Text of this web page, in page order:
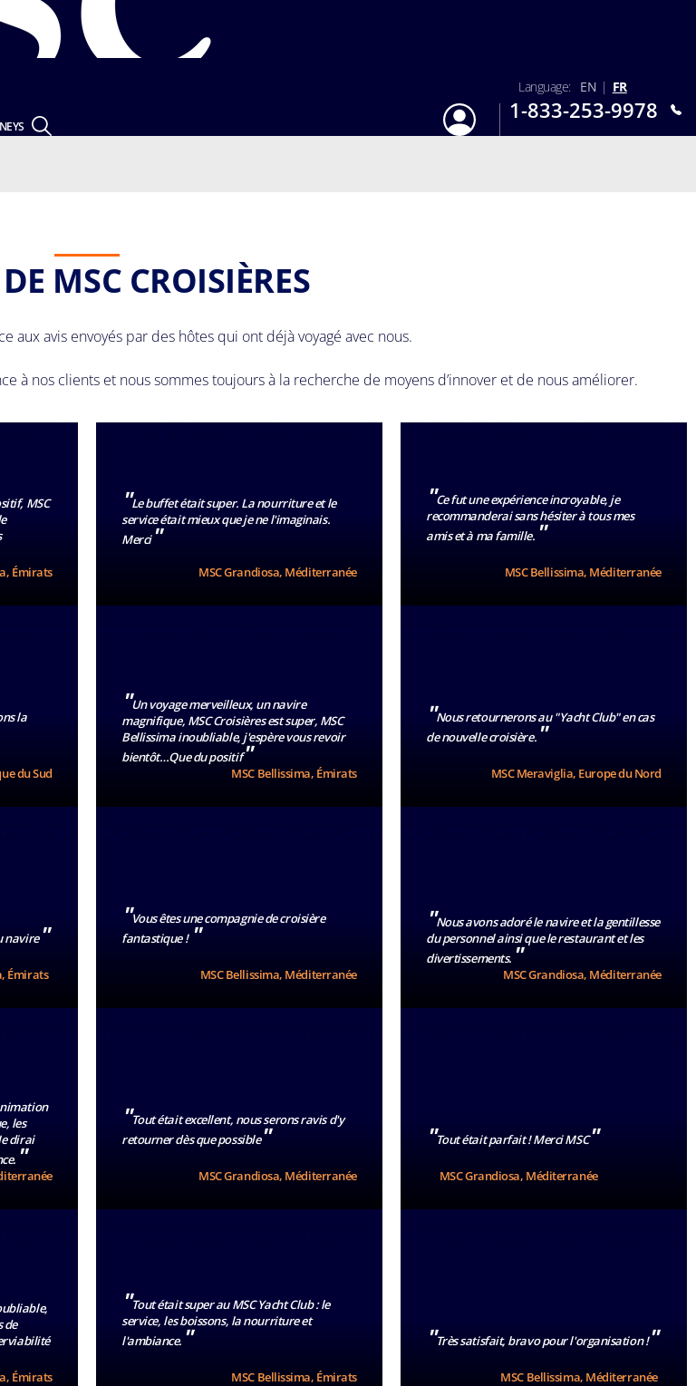
S'identifier
Language: EN | FR
1-833-253-9978
MSC CROISIÈRES
aux avis envoyés par des hôtes qui ont déjà voyagé avec nous.
à nos clients et nous sommes toujours à la recherche de moyens d’innover et de nous améliorer.
MSC
Émirats
"Le buffet était super. La nourriture et le
service était mieux que je ne l'imaginais.
Merci"
MSC Grandiosa, Méditerranée
"Ce fut une expérience incroyable, je
recommanderai sans hésiter à tous mes
amis et à ma famille. "
MSC Bellissima, Méditerranée
la
du Sud
"Un voyage merveilleux, un navire
magnifique, MSC Croisières est super, MSC
Bellissima inoubliable, j'espère vous revoir
bientôt…Que du positif"
MSC Bellissima, Émirats
"Nous retournerons au "Yacht Club" en cas
de nouvelle croisière. "
MSC Meraviglia, Europe du Nord
navire"
Émirats
"Vous êtes une compagnie de croisière
fantastique ! "
MSC Bellissima, Méditerranée
"Nous avons adoré le navire et la gentillesse
du personnel ainsi que le restaurant et les
divertissements. "
MSC Grandiosa, Méditerranée
les
dirai
"
"Tout était excellent, nous serons ravis d'y
retourner dès que possible"
MSC Grandiosa, Méditerranée
"Tout était parfait ! Merci MSC"
MSC Grandiosa, Méditerranée
de
Émirats
"Tout était super au MSC Yacht Club : le
service, les boissons, la nourriture et
l'ambiance."
MSC Bellissima, Émirats
"Très satisfait, bravo pour l'organisation !"
MSC Bellissima, Méditerranée